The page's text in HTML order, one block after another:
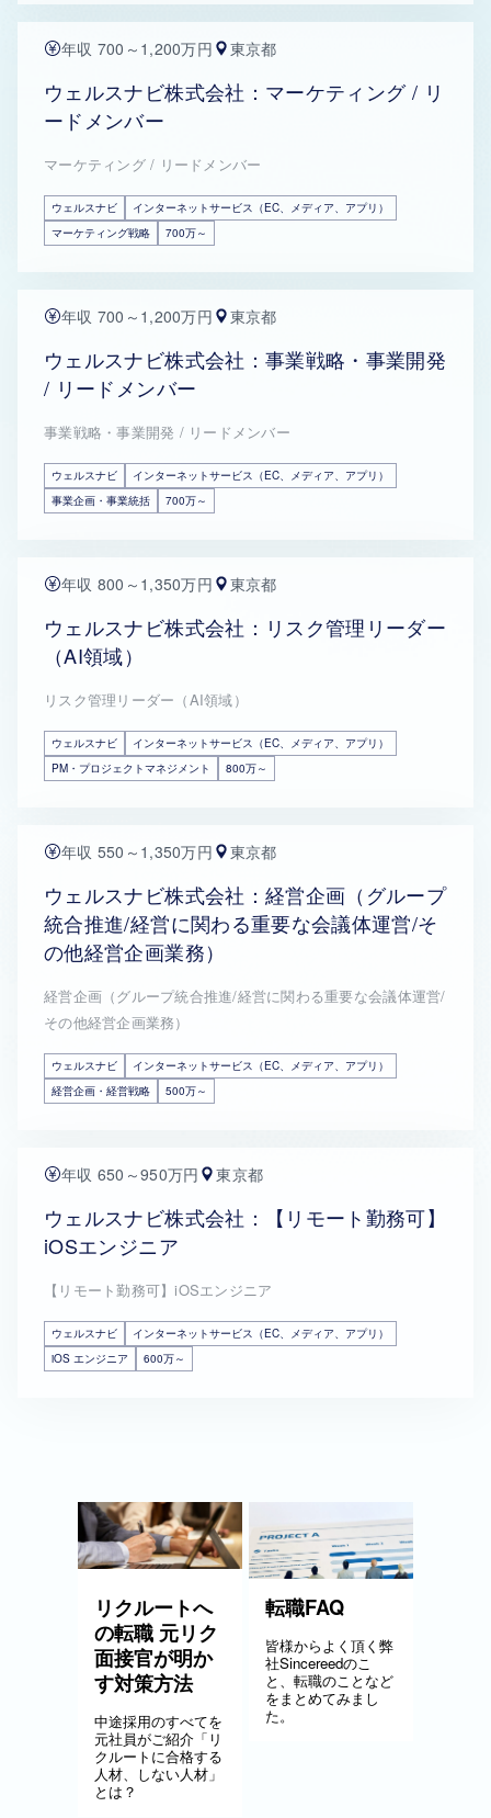
年収 700～1,200万円 東京都
ウェルスナビ株式会社：マーケティング / リ
ードメンバー
マーケティング / リードメンバー
ウェルスナビ
インターネットサービス（EC、メディア、アプリ）
マーケティング戦略
700万～
年収 700～1,200万円 東京都
ウェルスナビ株式会社：事業戦略・事業開発
/ リードメンバー
事業戦略・事業開発 / リードメンバー
ウェルスナビ
インターネットサービス（EC、メディア、アプリ）
事業企画・事業統括
700万～
年収 800～1,350万円 東京都
ウェルスナビ株式会社：リスク管理リーダー
（AI領域）
リスク管理リーダー（AI領域）
ウェルスナビ
インターネットサービス（EC、メディア、アプリ）
PM・プロジェクトマネジメント
800万～
年収 550～1,350万円 東京都
ウェルスナビ株式会社：経営企画（グループ
統合推進/経営に関わる重要な会議体運営/そ
の他経営企画業務）
経営企画（グループ統合推進/経営に関わる重要な会議体運営/
その他経営企画業務）
ウェルスナビ
インターネットサービス（EC、メディア、アプリ）
経営企画・経営戦略
500万～
年収 650～950万円 東京都
ウェルスナビ株式会社：【リモート勤務可】
iOSエンジニア
【リモート勤務可】iOSエンジニア
ウェルスナビ
インターネットサービス（EC、メディア、アプリ）
iOS エンジニア
600万～
リクルートへ
の転職 元リク
面接官が明か
す対策方法
中途採用のすべてを
元社員がご紹介「リ
クルートに合格する
人材、しない人材」
とは？
転職FAQ
皆様からよく頂く弊
社Sincereedのこ
と、転職のことなど
をまとめてみまし
た。